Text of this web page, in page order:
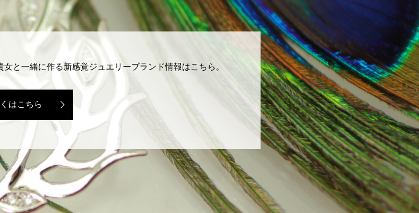
と一緒に作る新感覚ジュエリーブランド情報はこちら。
はこちら